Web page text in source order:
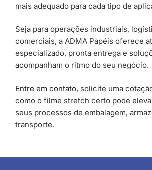
mais adequado para cada tipo de
Seja para operações industriais,
comerciais, a ADMA Papéis oferece
especializado, pronta entrega e
acompanham o ritmo do seu negócio.
Entre em contato, solicite uma
como o filme stretch certo pode
seus processos de embalagem,
transporte.